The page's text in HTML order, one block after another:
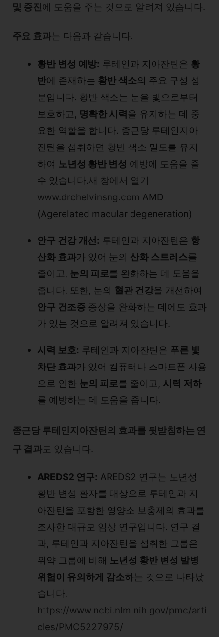
및 증진에 도움을 주는 것으로 알려져 있습니다.
주요 효과는 다음과 같습니다.
황반 변성 예방: 루테인과 지아잔틴은 황
반에 존재하는 황반 색소의 주요 구성 성
분입니다. 황반 색소는 눈을 빛으로부터
보호하고, 명확한 시력 을 유지하는 데 중
요한 역할을 합니다. 종근당 루테인지아
잔틴을 섭취하면 황반 색소 밀도를 유지
하여 노년성 황반 변성 예방에 도움을 줄
수 있습니다.새 창에서 열기
www.drchelvinsng.com AMD
(Agerelated macular degeneration)
안구 건강 개선: 루테인과 지아잔틴은 항
산화 효과가 있어 눈의 산화 스트레스를
줄이고, 눈의 피로를 완화하는 데 도움을
줍니다. 또한, 눈의 혈관 건강을 개선하여
안구 건조증 증상을 완화하는 데에도 효과
가 있는 것으로 알려져 있습니다.
시력 보호: 루테인과 지아잔틴은 푸른 빛
차단 효과가 있어 컴퓨터나 스마트폰 사용
으로 인한 눈의 피로를 줄이고, 시력 저하
를 예방하는 데 도움을 줍니다.
종근당 루테인지아잔틴의 효과를 뒷받침하는 연
구 결과도 있습니다.
AREDS2 연구: AREDS2 연구는 노년성
황반 변성 환자를 대상으로 루테인과 지
아잔틴을 포함한 영양소 보충제의 효과를
조사한 대규모 임상 연구입니다. 연구 결
과, 루테인과 지아잔틴을 섭취한 그룹은
위약 그룹에 비해 노년성 황반 변성 발병
위험이 유의하게 감소하는 것으로 나타났
습니다.
https://www.ncbi.nlm.nih.gov/pmc/arti
cles/PMC5227975/